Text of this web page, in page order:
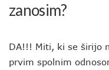
zanosim?
DA!!! Miti, ki se širijo
prvim spolnim